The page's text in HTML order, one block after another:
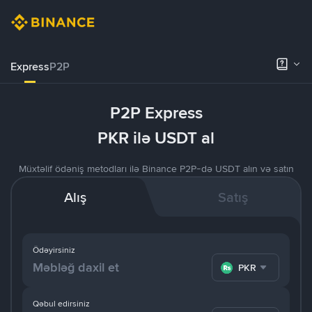
ExpressP2P
P2P Express
PKR ilə USDT al
Müxtəlif ödəniş metodları ilə Binance P2P-də USDT alın və satın
Alış Satış
Ödəyirsiniz
PKR
Qəbul edirsiniz